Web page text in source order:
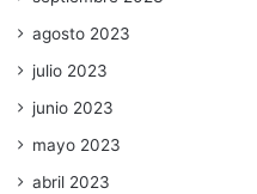
agosto 2023
julio 2023
junio 2023
mayo 2023
abril 2023